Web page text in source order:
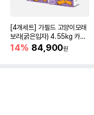
[4개세트] 가필드 고양이모래
보라(굵은입자) 4.55kg 카사
바모래
14% 84,900원